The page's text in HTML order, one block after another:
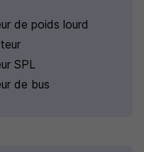
de poids lourd
SPL
de bus